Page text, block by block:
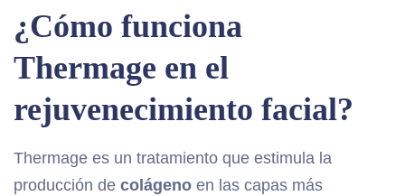
¿Cómo funciona
Thermage en el
rejuvenecimiento facial?
Thermage es un tratamiento que estimula la
producción de colágeno en las capas más